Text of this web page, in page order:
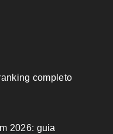
completo
2026: guia